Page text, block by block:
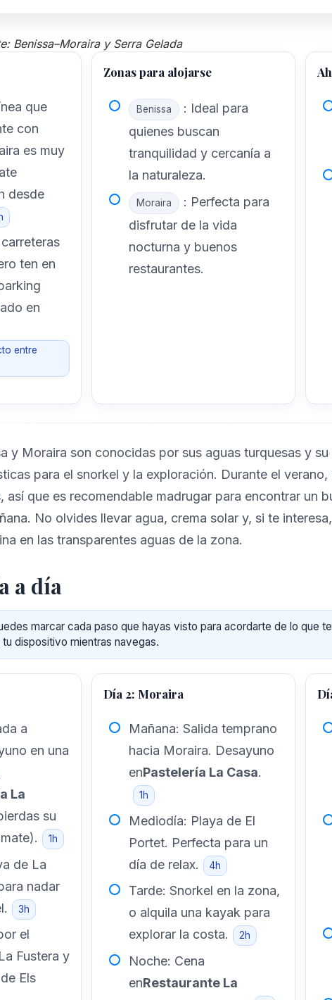
Benissa–Moraira y Serra Gelada
que
con
es muy
desde
ten en
en
entre
Zonas para alojarse
Benissa
: Ideal para
quienes buscan
tranquilidad y cercanía a
la naturaleza.
Moraira
: Perfecta para
disfrutar de la vida
nocturna y buenos
restaurantes.
y Moraira son conocidas por sus aguas turquesas y
para el snorkel y la exploración. Durante el
así que es recomendable madrugar para encontrar un
No olvides llevar agua, crema solar y, si te
en las transparentes aguas de la zona.
a día
marcar cada paso que hayas visto para acordarte de lo que
dispositivo mientras navegas.
a
en una
La
su
1h
de La
nadar
3h
el
Fustera y
Els
Día 2: Moraira
Mañana: Salida temprano
hacia Moraira. Desayuno
enPastelería La Casa.
1h
Mediodía: Playa de El
Portet. Perfecta para un
día de relax.
4h
Tarde: Snorkel en la zona,
o alquila una kayak para
explorar la costa.
2h
Noche: Cena
enRestaurante La